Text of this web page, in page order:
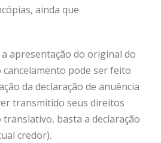
ainda que
apresentação do original do
pode ser feito
da declaração de anuência
transmitido seus direitos
basta a declaração
credor).